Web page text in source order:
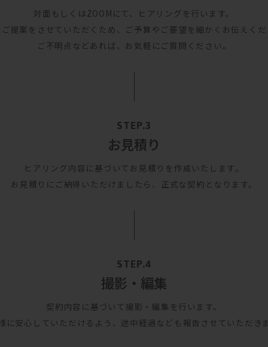
対面もしくはZOOMにて、ヒアリングを行います。
提案をさせていただくため、ご予算やご要望を細かくお伝えく
ご不明点などあれば、お気軽にご質問ください。
お見積り
ヒアリング内容に基づいてお見積りを作成いたします。
お見積りにご納得いただけましたら、正式な契約となります。
撮影・編集
契約内容に基づいて撮影・編集を行います。
に安心していただけるよう、途中経過なども報告させていただき